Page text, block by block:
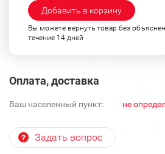
Добавить в корзину
Вы можете вернуть товар без
течение 14 дней
Оплата, доставка
Ваш населенный пункт: не
Задать вопрос